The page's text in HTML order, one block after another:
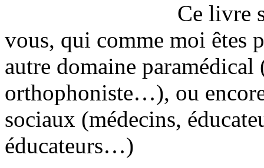
Ce livre
vous, qui comme moi êtes
autre domaine
orthophoniste…), ou
sociaux (médecins,
éducateurs…)